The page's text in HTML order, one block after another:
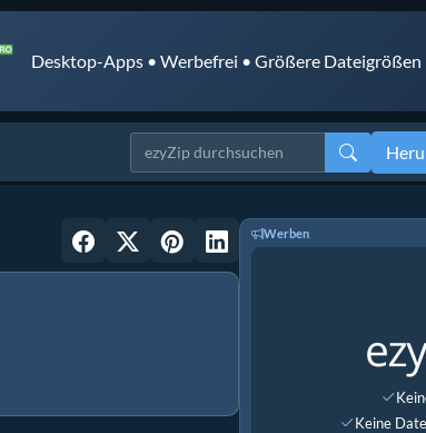
Desktop-Apps • Werbefrei • Größere Dateigrößen
Werben
Keine